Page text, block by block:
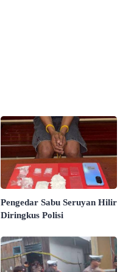
Pengedar Sabu Seruyan Hilir
Diringkus Polisi